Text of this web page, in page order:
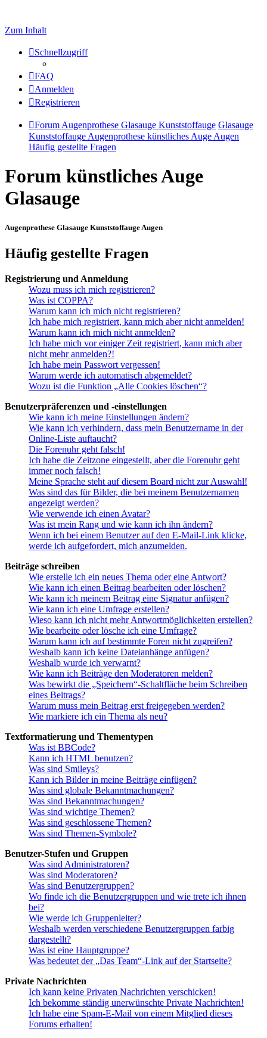
Zum Inhalt
Schnellzugriff
FAQ
Anmelden
Registrieren
Forum Augenprothese Glasauge Kunststoffauge Glasauge
Kunststoffauge Augenprothese künstliches Auge Augen
Häufig gestellte Fragen
Forum künstliches Auge
Glasauge
Augenprothese Glasauge Kunststoffauge Augen
Häufig gestellte Fragen
Registrierung und Anmeldung
Wozu muss ich mich registrieren?
Was ist COPPA?
Warum kann ich mich nicht registrieren?
Ich habe mich registriert, kann mich aber nicht anmelden!
Warum kann ich mich nicht anmelden?
Ich habe mich vor einiger Zeit registriert, kann mich aber
nicht mehr anmelden?!
Ich habe mein Passwort vergessen!
Warum werde ich automatisch abgemeldet?
Wozu ist die Funktion „Alle Cookies löschen“?
Benutzerpräferenzen und -einstellungen
Wie kann ich meine Einstellungen ändern?
Wie kann ich verhindern, dass mein Benutzername in der
Online-Liste auftaucht?
Die Forenuhr geht falsch!
Ich habe die Zeitzone eingestellt, aber die Forenuhr geht
immer noch falsch!
Meine Sprache steht auf diesem Board nicht zur Auswahl!
Was sind das für Bilder, die bei meinem Benutzernamen
angezeigt werden?
Wie verwende ich einen Avatar?
Was ist mein Rang und wie kann ich ihn ändern?
Wenn ich bei einem Benutzer auf den E-Mail-Link klicke,
werde ich aufgefordert, mich anzumelden.
Beiträge schreiben
Wie erstelle ich ein neues Thema oder eine Antwort?
Wie kann ich einen Beitrag bearbeiten oder löschen?
Wie kann ich meinem Beitrag eine Signatur anfügen?
Wie kann ich eine Umfrage erstellen?
Wieso kann ich nicht mehr Antwortmöglichkeiten erstellen?
Wie bearbeite oder lösche ich eine Umfrage?
Warum kann ich auf bestimmte Foren nicht zugreifen?
Weshalb kann ich keine Dateianhänge anfügen?
Weshalb wurde ich verwarnt?
Wie kann ich Beiträge den Moderatoren melden?
Was bewirkt die „Speichern“-Schaltfläche beim Schreiben
eines Beitrags?
Warum muss mein Beitrag erst freigegeben werden?
Wie markiere ich ein Thema als neu?
Textformatierung und Thementypen
Was ist BBCode?
Kann ich HTML benutzen?
Was sind Smileys?
Kann ich Bilder in meine Beiträge einfügen?
Was sind globale Bekanntmachungen?
Was sind Bekanntmachungen?
Was sind wichtige Themen?
Was sind geschlossene Themen?
Was sind Themen-Symbole?
Benutzer-Stufen und Gruppen
Was sind Administratoren?
Was sind Moderatoren?
Was sind Benutzergruppen?
Wo finde ich die Benutzergruppen und wie trete ich ihnen
bei?
Wie werde ich Gruppenleiter?
Weshalb werden verschiedene Benutzergruppen farbig
dargestellt?
Was ist eine Hauptgruppe?
Was bedeutet der „Das Team“-Link auf der Startseite?
Private Nachrichten
Ich kann keine Privaten Nachrichten verschicken!
Ich bekomme ständig unerwünschte Private Nachrichten!
Ich habe eine Spam-E-Mail von einem Mitglied dieses
Forums erhalten!